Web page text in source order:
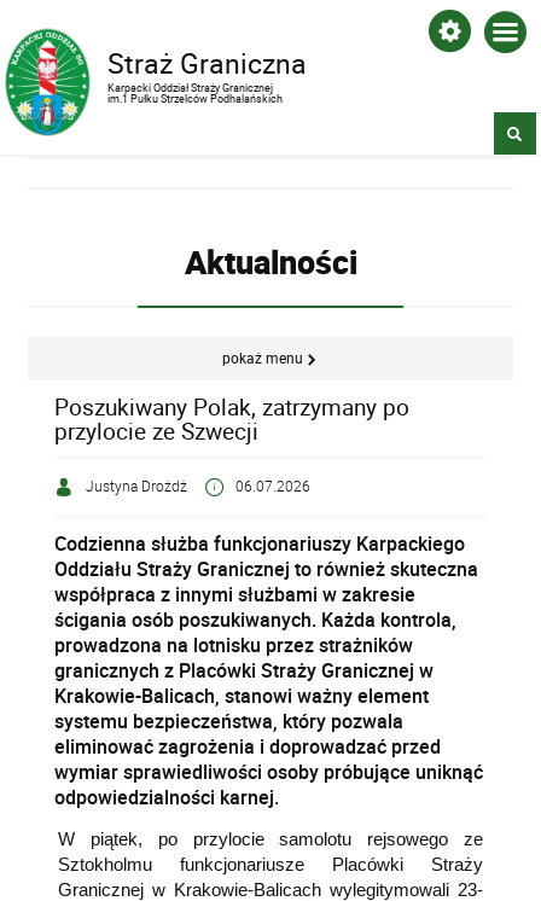
Straż Graniczna
Karpacki Oddział Straży Granicznej
im.1 Pułku Strzelców Podhalańskich
Aktualności
pokaż menu
Poszukiwany Polak, zatrzymany po
przylocie ze Szwecji
Justyna Drożdż 06.07.2026
Codzienna służba funkcjonariuszy Karpackiego
Oddziału Straży Granicznej to również skuteczna
współpraca z innymi służbami w zakresie
ścigania osób poszukiwanych. Każda kontrola,
prowadzona na lotnisku przez strażników
granicznych z Placówki Straży Granicznej w
Krakowie-Balicach, stanowi ważny element
systemu bezpieczeństwa, który pozwala
eliminować zagrożenia i doprowadzać przed
wymiar sprawiedliwości osoby próbujące uniknąć
odpowiedzialności karnej.
W piątek, po przylocie samolotu rejsowego ze
Sztokholmu funkcjonariusze Placówki Straży
Granicznej w Krakowie-Balicach wylegitymowali 23-